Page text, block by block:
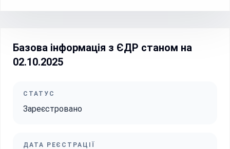
Базова інформація з ЄДР станом на
02.10.2025
СТАТУС
Зареєстровано
ДАТА РЕЄСТРАЦІЇ